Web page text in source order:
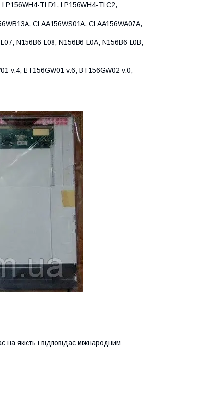
TLD1, LP156WH4-TLC2,
CLAA156WS01A, CLAA156WA07A,
N156B6-L08, N156B6-L0A, N156B6-L0B,
v.4, BT156GW01 v.6, BT156GW02 v.0,
якість і відповідає міжнародним